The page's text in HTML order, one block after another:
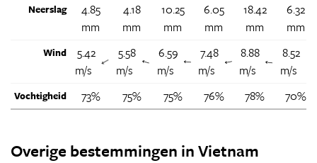
Neerslag
4.85
mm
4.18
mm
10.25
mm
6.05
mm
18.42
mm
6.32
mm
Wind
5.42
m/s
↑
5.58
m/s
↑
6.59
m/s
↑
7.48
m/s
↑
8.88
m/s
↑
8.52
m/s
Vochtigheid 73% 75% 75% 76% 78% 70%
Overige bestemmingen in Vietnam